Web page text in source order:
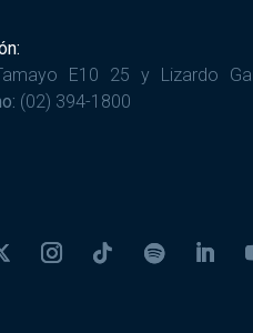
E10 25 y Lizardo
(02) 394-1800